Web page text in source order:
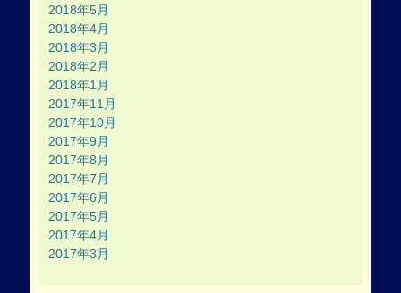
2018年5月
2018年4月
2018年3月
2018年2月
2018年1月
2017年11月
2017年10月
2017年9月
2017年8月
2017年7月
2017年6月
2017年5月
2017年4月
2017年3月